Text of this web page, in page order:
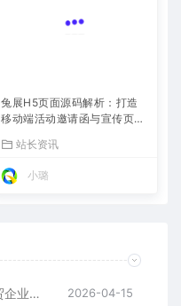
移动端活动邀请函与宣传页的
利器
MetInfo米拓建站系统源码：外贸企业官网的高性价比之选，内置SEO省心落地 2026-04-15